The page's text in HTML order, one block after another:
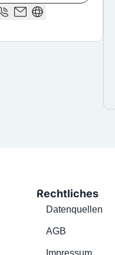
Rechtliches
Datenquellen
AGB
Impressum